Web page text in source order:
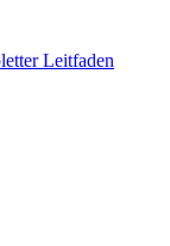
Leitfaden